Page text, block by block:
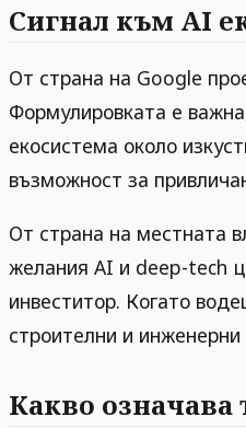
Сигнал към AI
От страна на Google
Формулировката е
екосистема около
възможност за
От страна на местната
желания AI и deep-tech
инвеститор. Когато
строителни и
Какво означава